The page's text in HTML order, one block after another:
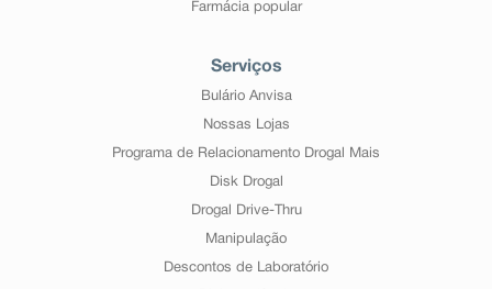
Farmácia popular
Serviços
Bulário Anvisa
Nossas Lojas
Programa de Relacionamento Drogal Mais
Disk Drogal
Drogal Drive-Thru
Manipulação
Descontos de Laboratório